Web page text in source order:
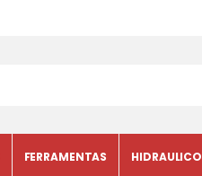
FERRAMENTAS HIDRAULICO